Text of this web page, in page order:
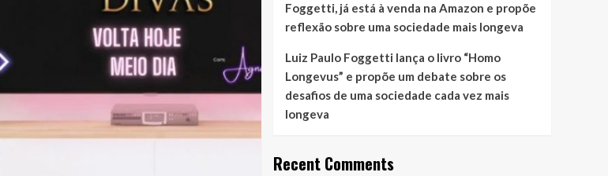
Foggetti, já está à venda na Amazon e propõe
reflexão sobre uma sociedade mais longeva
Luiz Paulo Foggetti lança o livro “Homo
Longevus” e propõe um debate sobre os
desafios de uma sociedade cada vez mais
longeva
Recent Comments